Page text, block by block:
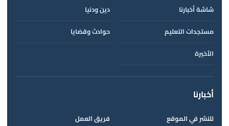
شاشة أخبارنا
دين ودنيا
مستجدات التعليم
حوادث وقضايا
الأخيرة
أخبارنا
للنشر في الموقع فريق العمل